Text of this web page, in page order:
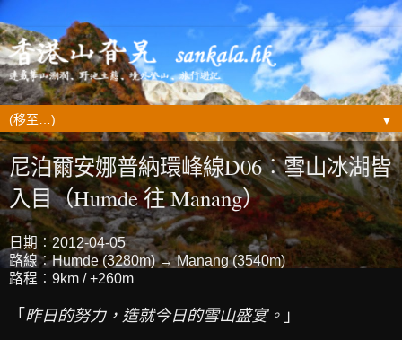
▼
尼泊爾安娜普納環峰線D06︰雪山冰湖皆
入目（Humde 往 Manang）
日期︰2012-04-05
路線︰Humde (3280m) → Manang (3540m)
路程︰9km / +260m
「 昨日的努力，造就今日的雪山盛宴。 」